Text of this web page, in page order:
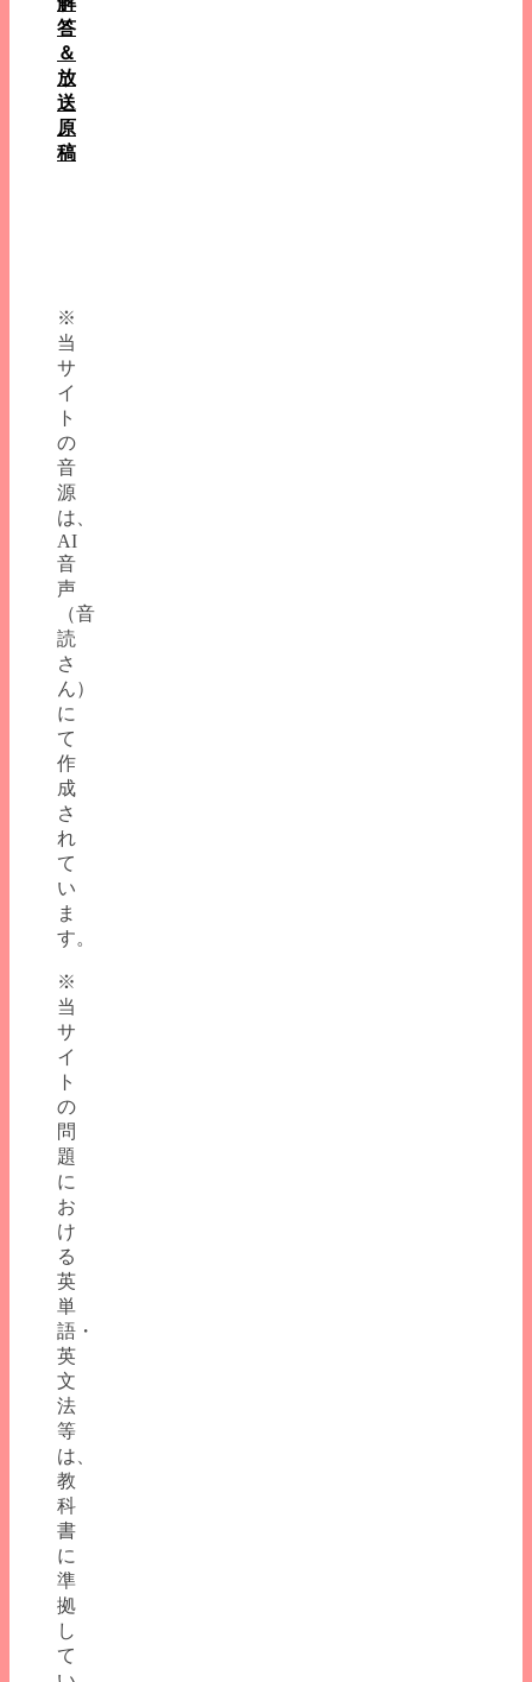
答
＆
放
送
原
稿
※
当
サ
イ
ト
の
音
源
は、
AI
音
声
（音
読
さ
ん）
に
て
作
成
さ
れ
て
い
ま
す。
※
当
サ
イ
ト
の
問
題
に
お
け
る
英
単
語・
英
文
法
等
は、
教
科
書
に
準
拠
し
て